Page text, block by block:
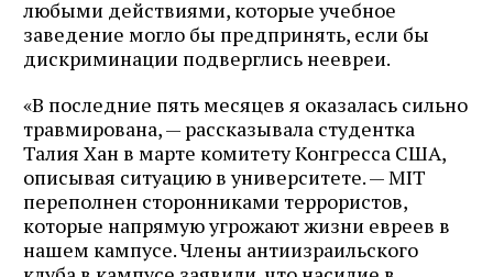
любыми действиями, которые учебное
заведение могло бы предпринять, если бы
дискриминации подверглись неевреи.
«В последние пять месяцев я оказалась сильно
травмирована, — рассказывала студентка
Талия Хан в марте комитету Конгресса США,
описывая ситуацию в университете. — MIT
переполнен сторонниками террористов,
которые напрямую угрожают жизни евреев в
нашем кампусе. Члены антиизраильского